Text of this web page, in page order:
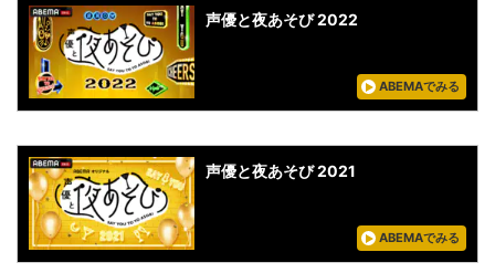
声優と夜あそび 2022
ABEMAでみる
声優と夜あそび 2021
ABEMAでみる